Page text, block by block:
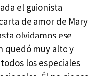
el guionista
de amor de Mary
olvidamos ese
quedó muy alto y
los especiales